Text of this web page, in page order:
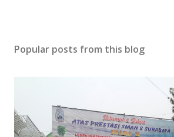
Popular posts from this blog